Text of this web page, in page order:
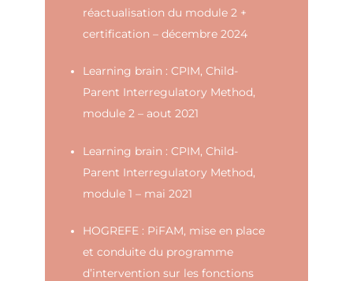
réactualisation du module 2 +
certification – décembre 2024
Learning brain : CPIM, Child-
Parent Interregulatory Method,
module 2 – aout 2021
Learning brain : CPIM, Child-
Parent Interregulatory Method,
module 1 – mai 2021
HOGREFE : PiFAM, mise en place
et conduite du programme
d’intervention sur les fonctions